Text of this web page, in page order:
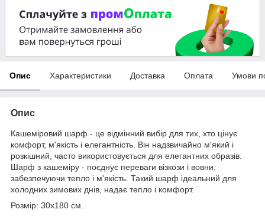
Опис Характеристики Доставка Оплата Умови
Опис
Кашеміровий шарф - це відмінний вибір для тих, хто цінує
комфорт, м'якість і елегантність. Він надзвичайно м'який і
розкішний, часто використовується для елегантних образів.
Шарф з кашеміру - поєднує переваги візкози і вовни,
забезпечуючи тепло і м'якість. Такий шарф ідеальний для
холодних зимових днів, надає тепло і комфорт.
Розмір: 30х180 см.